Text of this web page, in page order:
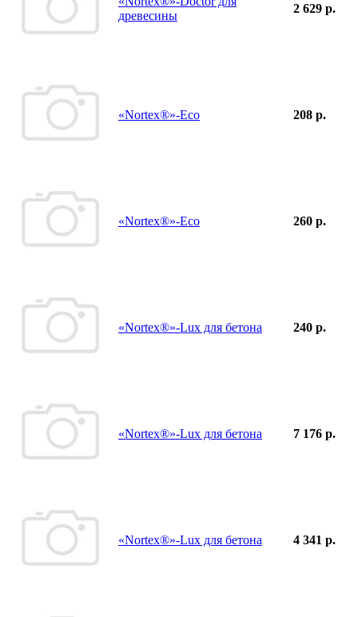
древесины
2 629 р.
«Nortex®»-Eco 208 р.
«Nortex®»-Eco 260 р.
«Nortex®»-Lux для бетона 240 р.
«Nortex®»-Lux для бетона 7 176 р.
«Nortex®»-Lux для бетона 4 341 р.